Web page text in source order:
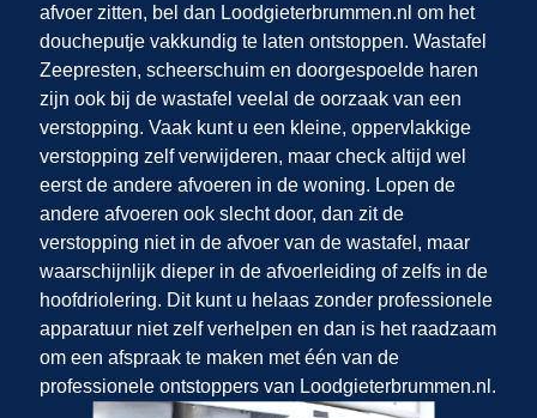
afvoer zitten, bel dan Loodgieterbrummen.nl om het
doucheputje vakkundig te laten ontstoppen. Wastafel
Zeepresten, scheerschuim en doorgespoelde haren
zijn ook bij de wastafel veelal de oorzaak van een
verstopping. Vaak kunt u een kleine, oppervlakkige
verstopping zelf verwijderen, maar check altijd wel
eerst de andere afvoeren in de woning. Lopen de
andere afvoeren ook slecht door, dan zit de
verstopping niet in de afvoer van de wastafel, maar
waarschijnlijk dieper in de afvoerleiding of zelfs in de
hoofdriolering. Dit kunt u helaas zonder professionele
apparatuur niet zelf verhelpen en dan is het raadzaam
om een afspraak te maken met één van de
professionele ontstoppers van Loodgieterbrummen.nl.